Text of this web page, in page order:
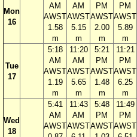
Mon
16
AM
AWST
1.58
m
AM
AWST
5.15
m
PM
AWST
2.00
m
PM
AWST
5.89
m
Tue
17
5:18
AM
AWST
1.19
m
11:20
AM
AWST
5.65
m
5:21
PM
AWST
1.48
m
11:21
PM
AWST
6.25
m
Wed
18
5:41
AM
AWST
11:43
AM
AWST
5:48
PM
AWST
11:49
PM
AWST